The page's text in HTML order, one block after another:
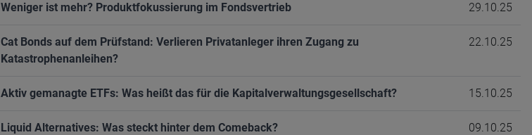
Weniger ist mehr? Produktfokussierung im Fondsvertrieb 29.10.25
Cat Bonds auf dem Prüfstand: Verlieren Privatanleger ihren Zugang zu
Katastrophenanleihen?
22.10.25
Aktiv gemanagte ETFs: Was heißt das für die Kapitalverwaltungsgesellschaft? 15.10.25
Liquid Alternatives: Was steckt hinter dem Comeback? 09.10.25